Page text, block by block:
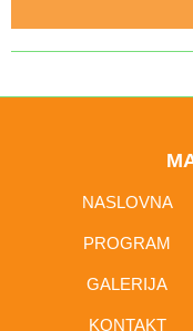
NASLOVNA
PROGRAM
GALERIJA
KONTAKT